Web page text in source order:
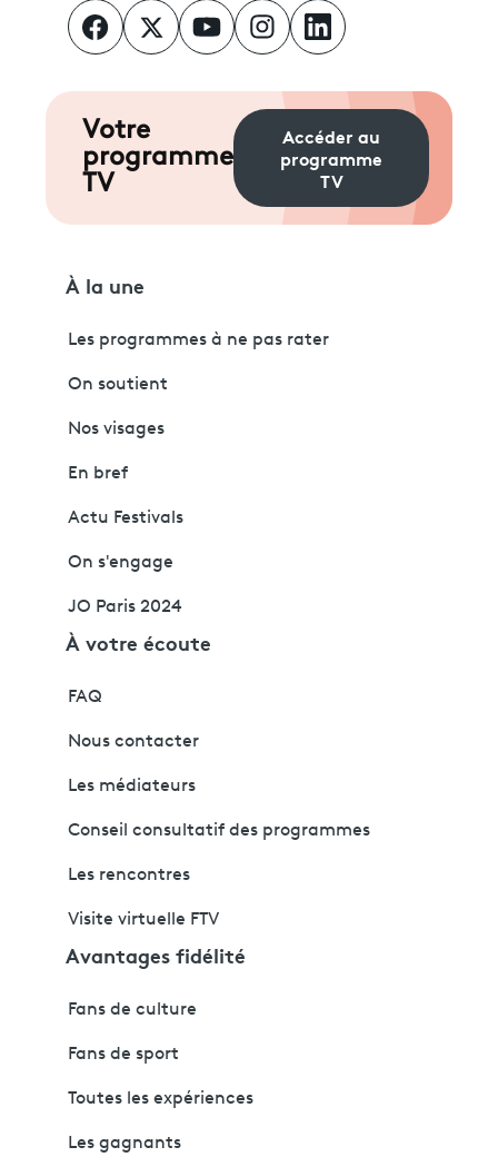
Votre
programme
TV
Accéder au
programme
TV
À la une
Les programmes à ne pas rater
On soutient
Nos visages
En bref
Actu Festivals
On s'engage
JO Paris 2024
À votre écoute
FAQ
Nous contacter
Les médiateurs
Conseil consultatif des programmes
Les rencontres
Visite virtuelle FTV
Avantages fidélité
Fans de culture
Fans de sport
Toutes les expériences
Les gagnants